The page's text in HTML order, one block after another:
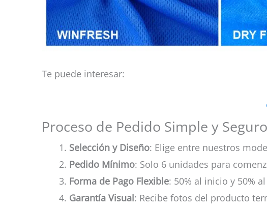
Te puede interesar:
Proceso de Pedido Simple y Seguro
Selección y Diseño: Elige entre nuestros
Pedido Mínimo: Solo 6 unidades para
Forma de Pago Flexible: 50% al inicio y 50%
Garantía Visual: Recibe fotos del producto